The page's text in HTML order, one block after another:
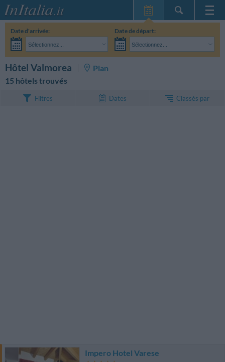
Page d'Accueil
Mes réservations
InItalia Club
Date d'arrivée:
Sélectionnez...
Date de départ:
Sélectionnez...
Hôtel Valmorea
Plan
15 hôtels trouvés
Filtres Dates Classés par
Impero Hotel Varese